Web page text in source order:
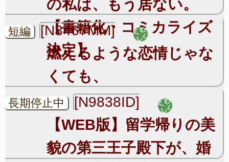
の私は、もう居ない。
【書籍化・コミカライズ
決定】
短編 [N3467MM]
燃えるような恋情じゃな
くても、
長期停止中 [N9838ID]
【WEB版】留学帰りの美
貌の第三王子殿下が、婚